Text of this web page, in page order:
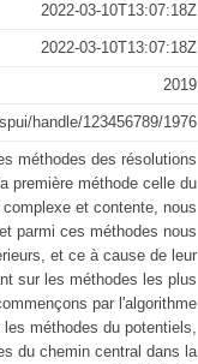
2022-03-10T13:07:18Z
2022-03-10T13:07:18Z
2019
handle/123456789/1976
méthodes des résolutions
première méthode celle du
et contente, nous
parmi ces méthodes nous
et ce à cause de leur
sur les méthodes les plus
par l'algorithme
méthodes du potentiels,
du chemin central dans la